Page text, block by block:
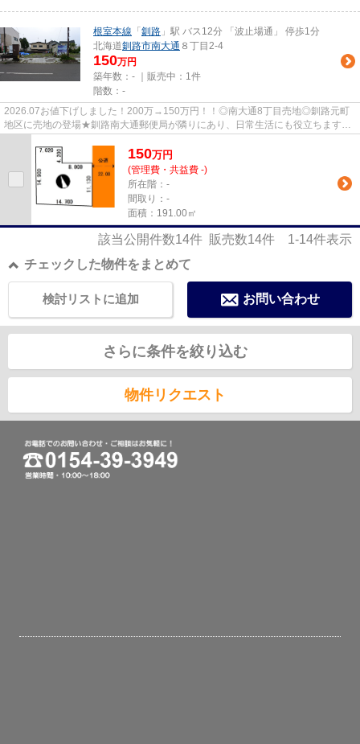
根室本線 「 釧路 」駅 バス12分 「波止場通」 停歩1分
北海道釧路市南大通 ８丁目2-4
150万円
築年数：- ｜販売中： 1件
階数：-
2026.07お値下げしました！200万→150万円！！◎南大通8丁目売地◎釧路元町
地区に売地の登場★釧路南大通郵便局が隣りにあり、日常生活にも役立ちます。
150万円
(管理費・共益費 -)
所在階：-
間取り：-
面積：191.00㎡
該当公開件数14件 販売数14件 1-14件表示
チェックした物件をまとめて
お問い合わせ
検討リストに追加
さらに条件を絞り込む
物件リクエスト